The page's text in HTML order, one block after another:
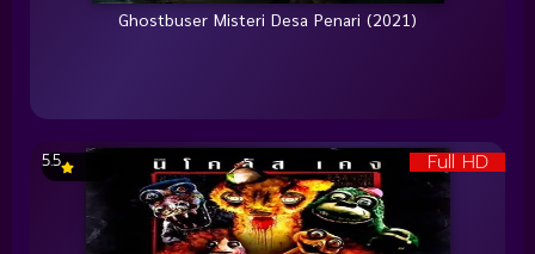
Ghostbuser Misteri Desa Penari (2021)
Full HD
5.5